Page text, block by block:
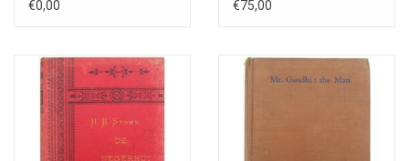
Falaffel 2008
€0,00
1944
€75,00